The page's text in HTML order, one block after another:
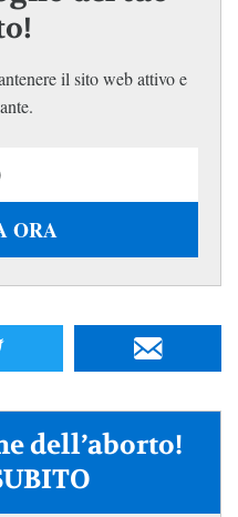
il sito web attivo e
ORA
dell’aborto!